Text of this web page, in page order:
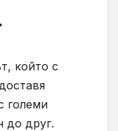
който с
големи
до друг.